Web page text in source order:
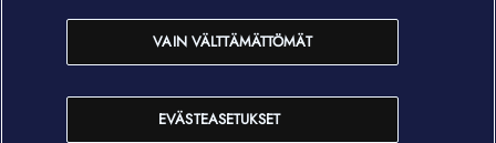
In English
EVÄSTEASETUKSET
VAIN VÄLTTÄMÄTTÖMÄT